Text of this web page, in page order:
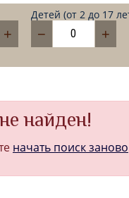
+
Детей (от 2 до 17
− +
найден!
начать поиск заново